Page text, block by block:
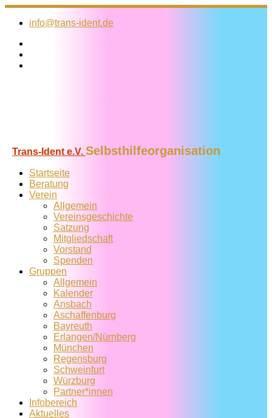
Zum
Inhalt
info@trans-ident.de
Trans-Ident e.V. Selbsthilfeorganisation
Startseite
Beratung
Verein
Allgemein
Vereins­geschichte
Satzung
Mitglied­schaft
Vorstand
Spenden
Gruppen
Allgemein
Kalender
Ansbach
Aschaffenburg
Bayreuth
Erlangen/Nürnberg
München
Regensburg
Schweinfurt
Würzburg
Partner*innen
Infobereich
Aktuelles